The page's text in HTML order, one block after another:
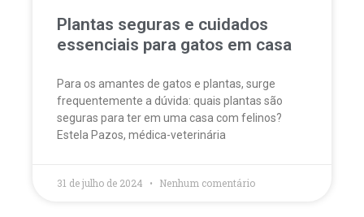
Plantas seguras e cuidados
essenciais para gatos em casa
Para os amantes de gatos e plantas, surge
frequentemente a dúvida: quais plantas são
seguras para ter em uma casa com felinos?
Estela Pazos, médica-veterinária
31 de julho de 2024 Nenhum comentário